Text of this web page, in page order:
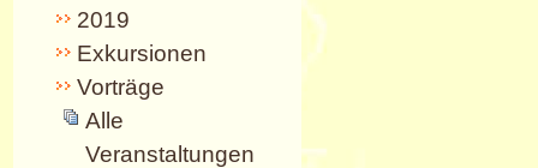
2019
Exkursionen
Vorträge
Alle
Veranstaltungen